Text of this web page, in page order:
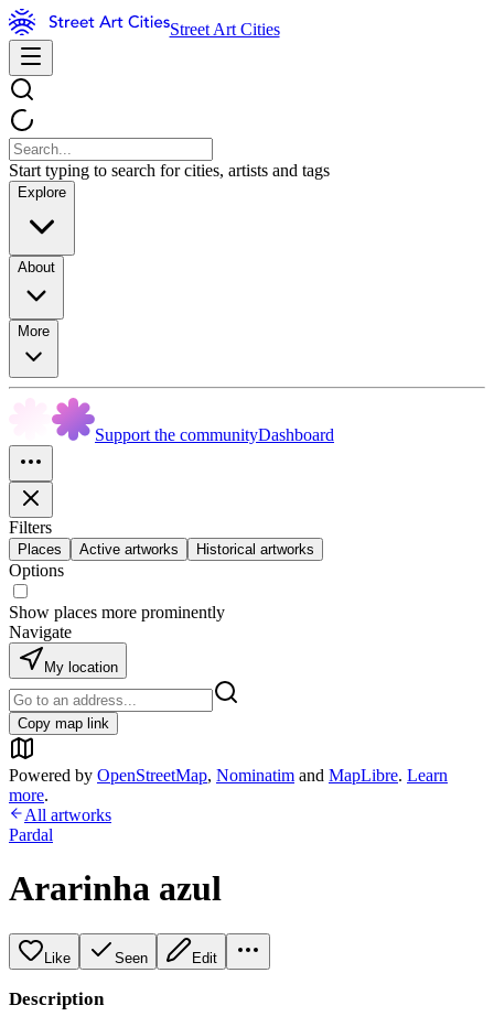
Street Art Cities
Start typing to search for cities, artists and tags
Explore
About
More
Support the communityDashboard
Filters
Places Active artworks Historical artworks
Options
Show places more prominently
Navigate
My location
Copy map link
Powered by OpenStreetMap, Nominatim and MapLibre. Learn
more.
All artworks
Pardal
Ararinha azul
Like Seen Edit
Description